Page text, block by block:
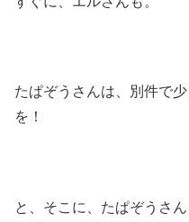
たぱぞうさんは、別件で
を！
と、そこに、たぱぞうさ